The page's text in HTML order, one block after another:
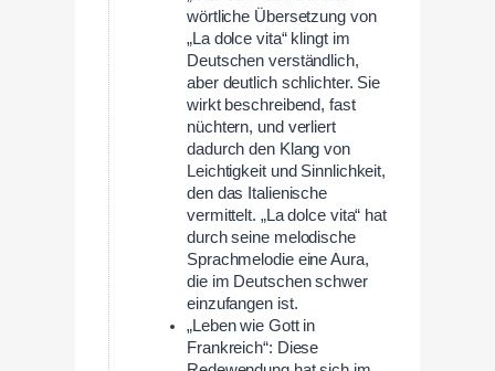
wörtliche Übersetzung von
„La dolce vita“ klingt im
Deutschen verständlich,
aber deutlich schlichter. Sie
wirkt beschreibend, fast
nüchtern, und verliert
dadurch den Klang von
Leichtigkeit und Sinnlichkeit,
den das Italienische
vermittelt. „La dolce vita“ hat
durch seine melodische
Sprachmelodie eine Aura,
die im Deutschen schwer
einzufangen ist.
„Leben wie Gott in
Frankreich“: Diese